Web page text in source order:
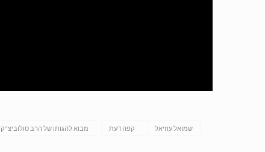
מבוא להגותו של הרב סולוביצ'יק קפה דעת שמואל עוזיאל